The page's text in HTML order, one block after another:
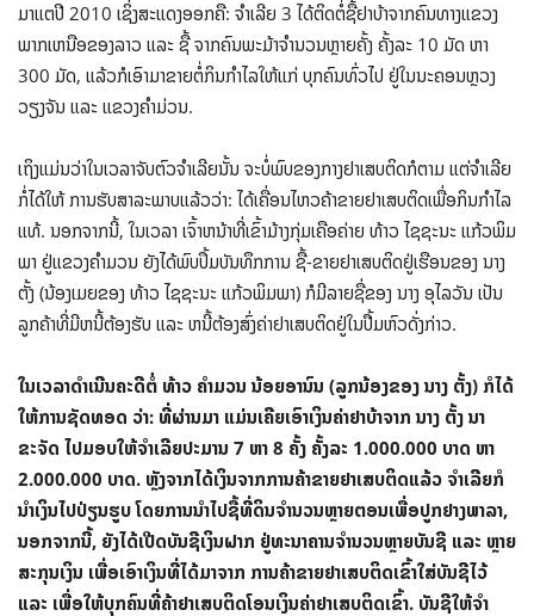
ມາແຕປີ 2010 ເຊິ່ງສະແດງອອກຄື: ຈໍາເລີຍ 3 ໄດ້ຕິດຕໍ່ຊື້ຢາບ້າຈາກຄົນທາງແຂວງ
ພາກເຫນືອຂອງລາວ ແລະ ຊື້ ຈາກຄົນພະມ້າຈໍານວນຫຼາຍຄັ້ງ ຄັ້ງລະ 10 ມັດ ຫາ
300 ມັດ, ແລ້ວກໍເອົາມາຂາຍຕໍ່ກິນກໍາໄລໃຫ້ແກ່ ບຸກຄົນທົ່ວໄປ ຢູ່ໃນນະຄອນຫຼວງ
ວຽງຈັນ ແລະ ແຂວງຄໍາມ່ວນ.
ເຖິງແມ່ນວ່າໃນເວລາຈັບຕົວຈໍາເລີຍນັ້ນ ຈະບໍ່ພົບຂອງກາງຢາເສບຕິດກໍຕາມ ແຕ່ຈໍາເລີຍ
ກໍ່ໄດ້ໃຫ້ ການຮັບສາລະພາບແລ້ວວ່າ: ໄດ້ເຄື່ອນໄຫວຄ້າຂາຍຢາເສບຕິດເພື່ອກິນກໍາໄລ
ແທ້. ນອກຈາກນີ້, ໃນເວລາ ເຈົ້າຫນ້າທີ່ເຂົ້າມ້າງກຸ່ມເຄືອຄ່າຍ ທ້າວ ໄຊຊະນະ ແກ້ວພິມ
ພາ ຢູ່ແຂວງຄໍາມວນ ຍັງໄດ້ພົບປຶ້ມບັນທຶກການ ຊື້-ຂາຍຢາເສບຕິດຢູ່ເຮືອນຂອງ ນາງ
ຕັ້ງ (ນ້ອງເມຍຂອງ ທ້າວ ໄຊຊະນະ ແກ້ວພິມພາ) ກໍມີລາຍຊື່ຂອງ ນາງ ອຸໄລວັນ ເປັນ
ລູກຄ້າທີ່ມີຫນີ້ຕ້ອງຮັບ ແລະ ຫນີ້ຕ້ອງສົ່ງຄ່າຢາເສບຕິດຢູ່ໃນປື້ມຫົວດັ່ງກ່າວ.
ໃນເວລາດໍາເນີນຄະດີຕໍ່ ທ້າວ ຄໍາມວນ ນ້ອຍອານົນ (ລູກນ້ອງຂອງ ນາງ ຕັ້ງ) ກໍໄດ້
ໃຫ້ການຊັດທອດ ວ່າ: ທີ່ຜ່ານມາ ແມ່ນເຄີຍເອົາເງິນຄ່າຢາບ້າຈາກ ນາງ ຕັ້ງ ນາ
ຂະຈັດ ໄປມອບໃຫ້ຈໍາເລີຍປະມານ 7 ຫາ 8 ຄັ້ງ ຄັ້ງລະ 1.000.000 ບາດ ຫາ
2.000.000 ບາດ. ຫຼັງຈາກໄດ້ເງິນຈາກການຄ້າຂາຍຢາເສບຕິດແລ້ວ ຈໍາເລີຍກໍ
ນໍາເງິນໄປປ່ຽນຮູບ ໂດຍການນໍາໄປຊື້ທີ່ດິນຈໍານວນຫຼາຍຕອນເພື່ອປູກຢາງພາລາ,
ນອກຈາກນີ້, ຍັງໄດ້ເປີດບັນຊີເງິນຝາກ ຢູ່ທະນາຄານຈໍານວນຫຼາຍບັນຊີ ແລະ ຫຼາຍ
ສະກຸນເງິນ ເພື່ອເອົາເງິນທີ່ໄດ້ມາຈາກ ການຄ້າຂາຍຢາເສບຕິດເຂົ້າໃສ່ບັນຊີໄວ້
ແລະ ເພື່ອໃຫ້ບຸກຄົນທີ່ຄ້າຢາເສບຕິດໂອນເງິນຄ່າຢາເສບຕິດເຂົ້າ. ບັນຊີໃຫ້ຈໍາ